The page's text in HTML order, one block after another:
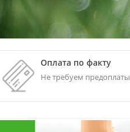
Оплата по факту
получения
Не требуем предоплаты